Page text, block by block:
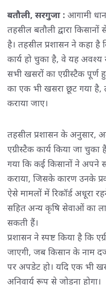
बतौली, सरगुजा : आगामी
तहसील बतौली द्वारा
है। तहसील प्रशासन ने कहा है
कार्य हो चुका है, वे यह
सभी खसरों का एग्रीस्टैक पूर्ण
का एक भी खसरा छूट गया है,
कराया जाए।
तहसील प्रशासन के अनुसार,
एग्रीस्टैक कार्य किया जा चुका
गया कि कई किसानों ने अपने
कराया, जिसके कारण उनके
ऐसे मामलों में रिकॉर्ड अधूरा
सहित अन्य कृषि सेवाओं का
सकती हैं।
प्रशासन ने स्पष्ट किया है कि
जाएगी, जब किसान के नाम
पर अपडेट हो। यदि एक भी
अनिवार्य रूप से जोड़ना होगा।